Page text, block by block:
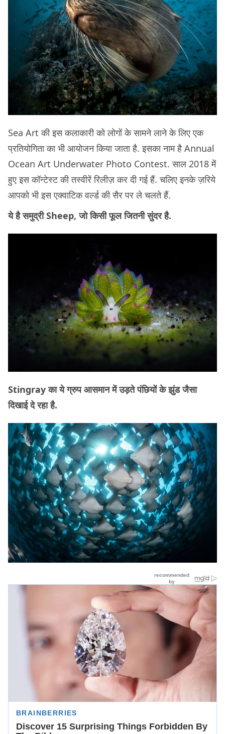
Sea Art की इस कलाकारी को लोगों के सामने लाने के लिए एक
प्रतियोगिता का भी आयोजन किया जाता है. इसका नाम है Annual
Ocean Art Underwater Photo Contest. साल 2018 में
हुए इस कॉन्टेस्ट की तस्वीरें रिलीज़ कर दी गई हैं. चलिए इनके ज़रिये
आपको भी इस एक्वाटिक वर्ल्ड की सैर पर ले चलते हैं.
ये है समुद्री Sheep, जो किसी फूल जितनी सुंदर है.
Stingray का ये ग्रुप आसमान में उड़ते पंछियों के झुंड जैसा
दिखाई दे रहा है.